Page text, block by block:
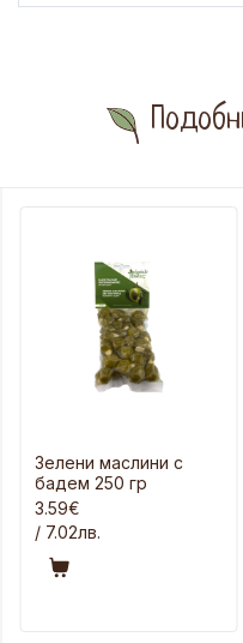
Зелени маслини с
бадем 250 гр
3.59€
/ 7.02лв.